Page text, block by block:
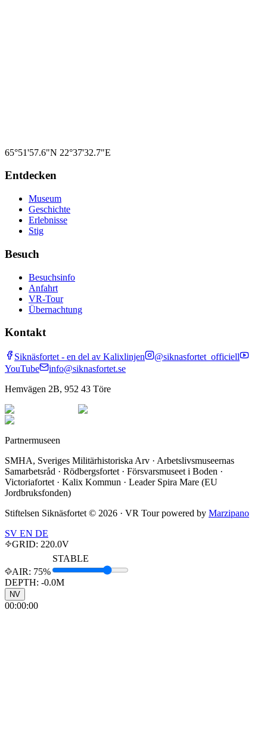
65°51'57.6"N 22°37'32.7"E
Entdecken
Museum
Geschichte
Erlebnisse
Stig
Besuch
Besuchsinfo
Anfahrt
VR-Tour
Übernachtung
Kontakt
Siknäsfortet - en del av Kalixlinjen
@siknasfortet_officiell
YouTube
info@siknasfortet.se
Hemvägen 2B, 952 43 Töre
Partnermuseen
SMHA, Sveriges Militärhistoriska Arv · Arbetslivsmuseernas
Samarbetsråd · Rödbergsfortet · Försvarsmuseet i Boden ·
Victoriafortet · Kalix Kommun · Leader Spira Mare (EU
Jordbruksfonden)
Stiftelsen Siknäsfortet © 2026 · VR Tour powered by Marzipano
SV EN DE
GRID: 220.0V
STABLE
AIR: 75%
DEPTH: -0.0M
NV
00:00:00